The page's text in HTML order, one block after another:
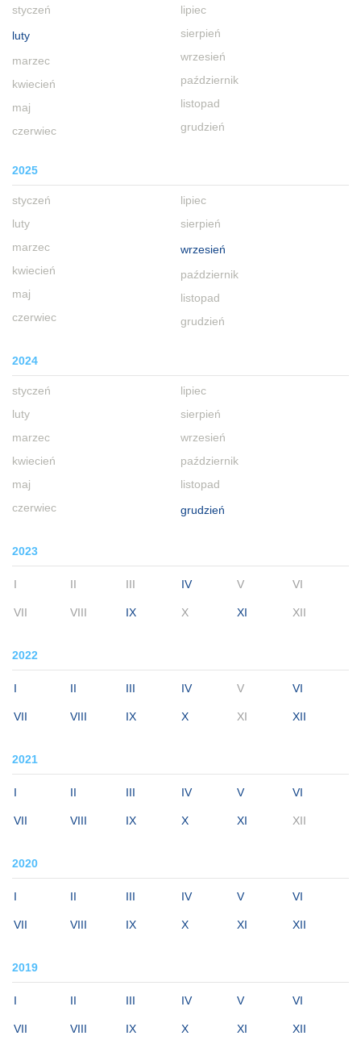
styczeń
luty
marzec
kwiecień
maj
czerwiec
lipiec
sierpień
wrzesień
październik
listopad
grudzień
2025
styczeń
luty
marzec
kwiecień
maj
czerwiec
lipiec
sierpień
wrzesień
październik
listopad
grudzień
2024
styczeń
luty
marzec
kwiecień
maj
czerwiec
lipiec
sierpień
wrzesień
październik
listopad
grudzień
2023
I II III IV V VI
VII VIII IX X XI XII
2022
I II III IV V VI
VII VIII IX X XI XII
2021
I II III IV V VI
VII VIII IX X XI XII
2020
I II III IV V VI
VII VIII IX X XI XII
2019
I II III IV V VI
VII VIII IX X XI XII